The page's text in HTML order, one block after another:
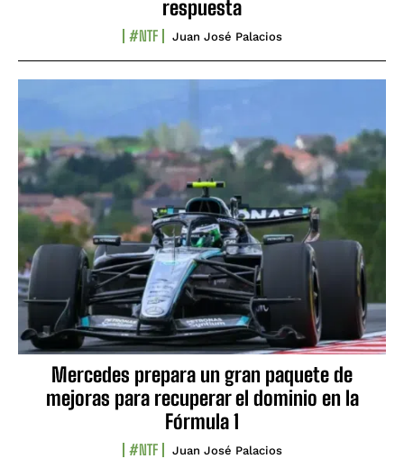
respuesta
#NTF Juan José Palacios
Mercedes prepara un gran paquete de
mejoras para recuperar el dominio en la
Fórmula 1
#NTF Juan José Palacios